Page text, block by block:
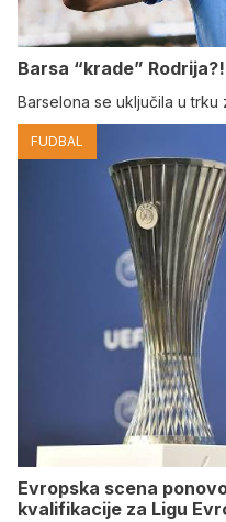
Barsa “krade” Rodrija?!
Barselona se uključila u
FUDBAL
Evropska scena
kvalifikacije za Ligu